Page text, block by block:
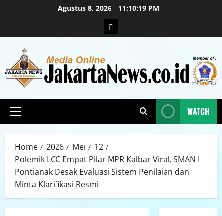
Agustus 8, 2026 11:10:20 PM
WATCH
Home 2026 Mei
12
Polemik LCC Empat Pilar MPR Kalbar Viral, SMAN I
Pontianak Desak Evaluasi Sistem Penilaian dan
Minta Klarifikasi Resmi